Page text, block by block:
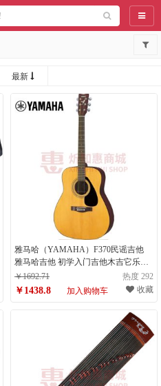
导航
最新
雅马哈（YAMAHA）F370民谣吉他
雅马哈吉他 初学入门吉他木吉它乐器
圆角 41英寸（计量单位：件）
￥1692.71 热度 292
￥1438.8 加入购物车 收藏